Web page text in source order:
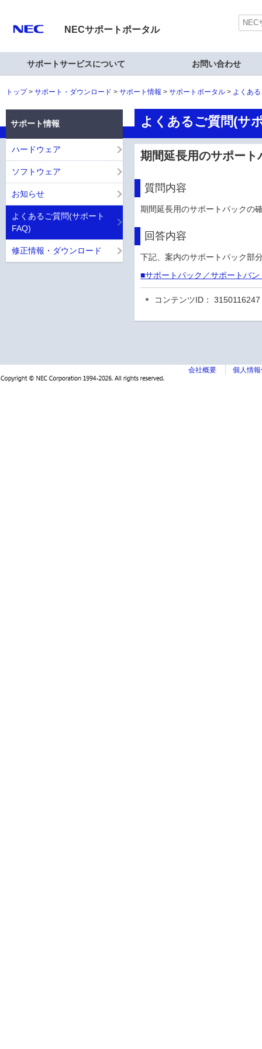
NECサポートポータル
サポートサービスについて お問い合わせ
トップ サポート・ダウンロード サポート情報 サポートポータル よくあ
よくあるご質問(サ
期間延長用のサポー
質問内容
期間延長用のサポートパックの
回答内容
下記、案内のサポートパック部
■サポートパック／サポートバ
コンテンツID： 3150116247
サポート情報
ハードウェア
ソフトウェア
お知らせ
よくあるご質問(サポート
FAQ)
修正情報・ダウンロード
会社概要 個人情